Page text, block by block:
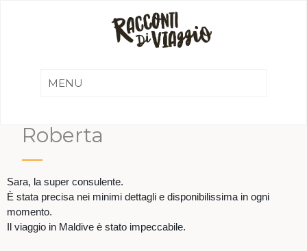
Roberta
Sara, la super consulente.
È stata precisa nei minimi dettagli e disponibilissima in ogni
momento.
Il viaggio in Maldive è stato impeccabile.